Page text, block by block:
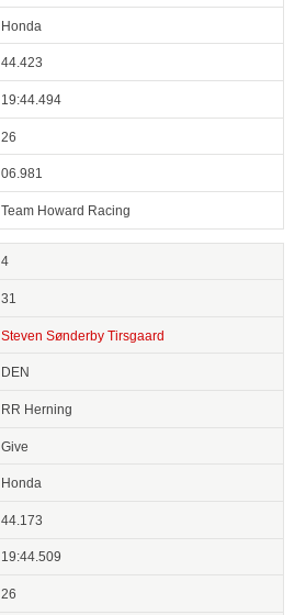
Honda
44.423
19:44.494
26
06.981
Team Howard Racing
4
31
Steven Sønderby Tirsgaard
DEN
RR Herning
Give
Honda
44.173
19:44.509
26